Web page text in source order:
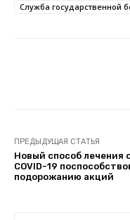
Служба государственной
ПРЕДЫДУЩАЯ СТАТЬЯ
Новый способ лечения
COVID-19
подорожанию акций